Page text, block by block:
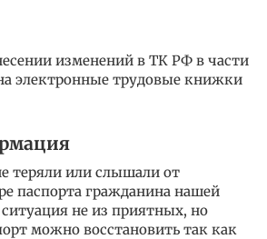
изменений в ТК РФ в части
электронные трудовые книжки
теряли или слышали от
паспорта гражданина нашей
не из приятных, но
можно восстановить так как